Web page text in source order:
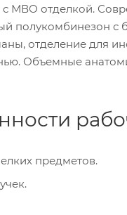
МВО отделкой.
полукомбинезон с
отделение для
Объемные
предметов.